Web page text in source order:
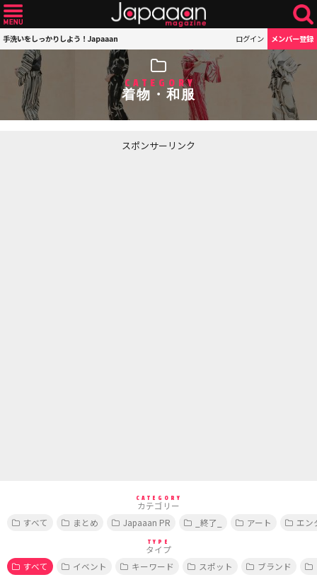
手洗いをしっかりしよう！Japaaan ログイン メンバー登録
CATEGORY
着物・和服
スポンサーリンク
CATEGORY
カテゴリー
すべて
まとめ Japaaan PR _終了_ アート エン
TYPE
タイプ
すべて
イベント キーワード スポット ブランド